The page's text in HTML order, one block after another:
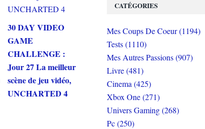
30 DAY VIDEO
GAME
CHALLENGE :
Jour 27 La meilleur
scène de jeu vidéo,
UNCHARTED 4
CATÉGORIES
Mes Coups De Coeur (1194)
Tests (1110)
Mes Autres Passions (907)
Livre (481)
Cinema (425)
Xbox One (271)
Univers Gaming (268)
Pc (250)